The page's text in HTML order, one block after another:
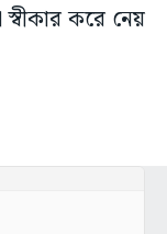
করে নেয়